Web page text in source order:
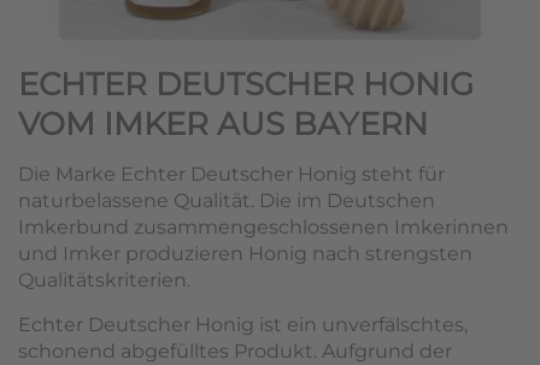
ECHTER DEUTSCHER HONIG
VOM IMKER AUS BAYERN
Die Marke Echter Deutscher Honig steht für
naturbelassene Qualität. Die im Deutschen
Imkerbund zusammengeschlossenen Imkerinnen
und Imker produzieren Honig nach strengsten
Qualitätskriterien.
Echter Deutscher Honig ist ein unverfälschtes,
schonend abgefülltes Produkt. Aufgrund der